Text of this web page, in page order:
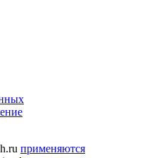
применяются